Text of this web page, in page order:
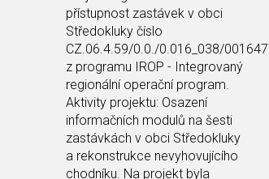
přístupnost zastávek v obci
Středokluky číslo
CZ.06.4.59/0.0./0.016_038/
z programu IROP - Integrovaný
regionální operační program.
Aktivity projektu: Osazení
informačních modulů na šesti
zastávkách v obci Středokluky
a rekonstrukce nevyhovujícího
chodníku. Na projekt byla